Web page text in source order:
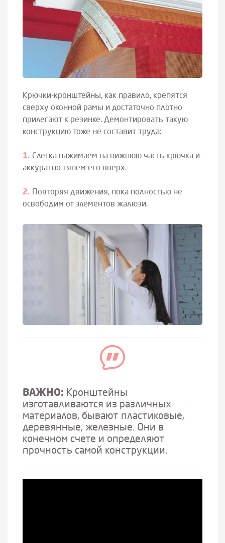
Крючки-кронштейны, как правило, крепятся
сверху оконной рамы и достаточно плотно
прилегают к резинке. Демонтировать такую
конструкцию тоже не составит труда:
Слегка нажимаем на нижнюю часть крючка и
аккуратно тянем его вверх.
Повторяя движения, пока полностью не
освободим от элементов жалюзи.
ВАЖНО: Кронштейны
изготавливаются из различных
материалов, бывают пластиковые,
деревянные, железные. Они в
конечном счете и определяют
прочность самой конструкции.